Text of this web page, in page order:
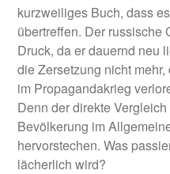
kurzweiliges Buch, dass
übertreffen. Der russische
Druck, da er dauernd neu
die Zersetzung nicht
im Propagandakrieg
Denn der direkte
Bevölkerung im
hervorstechen. Was
lächerlich wird?